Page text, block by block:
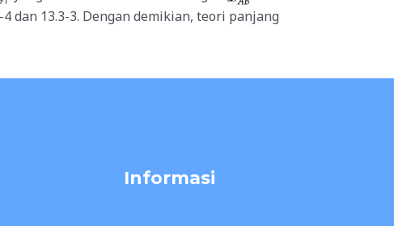
dan 13.3-3. Dengan demikian, teori panjang
Informasi